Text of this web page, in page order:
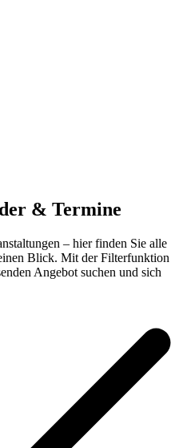
& Termine
– hier finden Sie alle
Blick. Mit der Filterfunktion
Angebot suchen und sich